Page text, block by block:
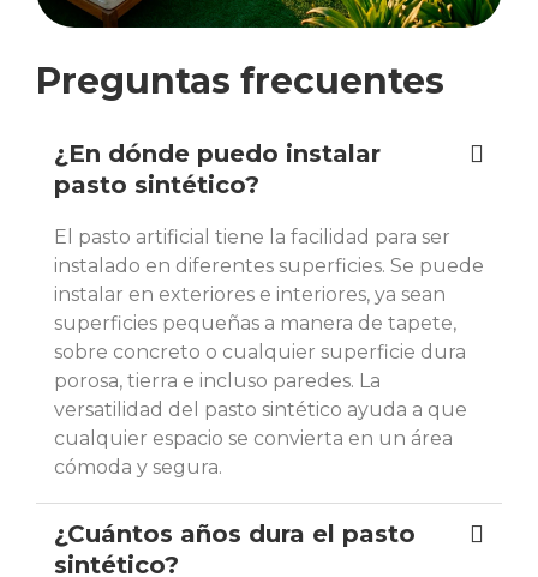
Preguntas frecuentes
¿En dónde puedo instalar
pasto sintético?
El pasto artificial tiene la facilidad para ser
instalado en diferentes superficies. Se puede
instalar en exteriores e interiores, ya sean
superficies pequeñas a manera de tapete,
sobre concreto o cualquier superficie dura
porosa, tierra e incluso paredes. La
versatilidad del pasto sintético ayuda a que
cualquier espacio se convierta en un área
cómoda y segura.
¿Cuántos años dura el pasto
sintético?